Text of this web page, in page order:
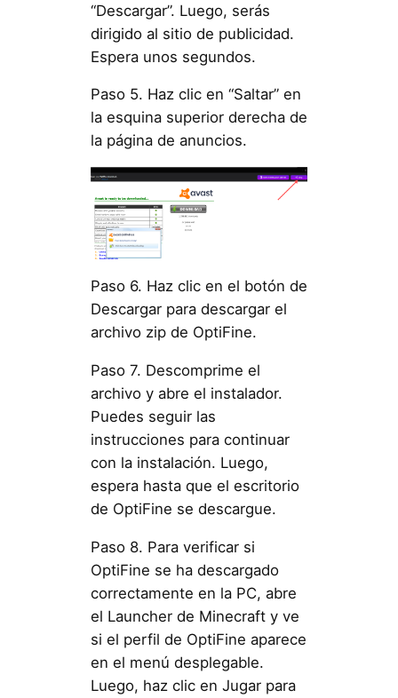
“Descargar”. Luego, serás
dirigido al sitio de publicidad.
Espera unos segundos.
Paso 5. Haz clic en “Saltar” en
la esquina superior derecha de
la página de anuncios.
Paso 6. Haz clic en el botón de
Descargar para descargar el
archivo zip de OptiFine.
Paso 7. Descomprime el
archivo y abre el instalador.
Puedes seguir las
instrucciones para continuar
con la instalación. Luego,
espera hasta que el escritorio
de OptiFine se descargue.
Paso 8. Para verificar si
OptiFine se ha descargado
correctamente en la PC, abre
el Launcher de Minecraft y ve
si el perfil de OptiFine aparece
en el menú desplegable.
Luego, haz clic en Jugar para